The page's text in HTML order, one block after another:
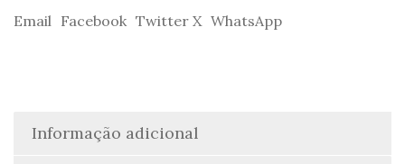
Email Facebook Twitter X WhatsApp
Informação adicional